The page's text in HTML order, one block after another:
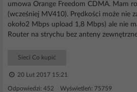
umowa Orange Freedom CDMA. Mam
(wcześniej MV410). Prędkości może nie
około2 Mbps upload 1,8 Mbps) ale nie
Router na strychu bez anteny
Sieci Co kupić
20 Lut 2017 15:21
Odpowiedzi: 452 Wyświetleń: 75759